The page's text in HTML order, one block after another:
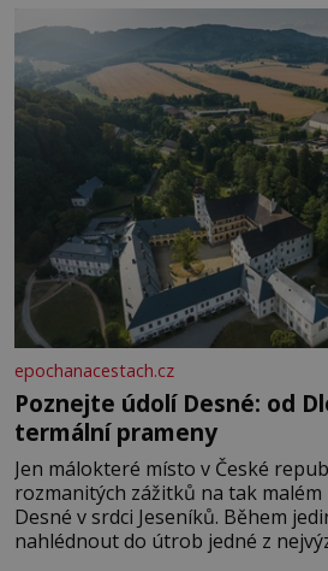
epochanacestach.cz
Poznejte údolí Desné: od
termální prameny
Jen málokteré místo v České
rozmanitých zážitků na tak
Desné v srdci Jeseníků. Během
nahlédnout do útrob jedné z